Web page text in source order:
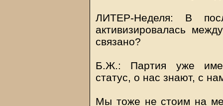
ЛИТЕР-Неделя: В
активизировалась
связано?
Б.Ж.: Партия уже
статус, о нас знают, с
Мы тоже не стоим на